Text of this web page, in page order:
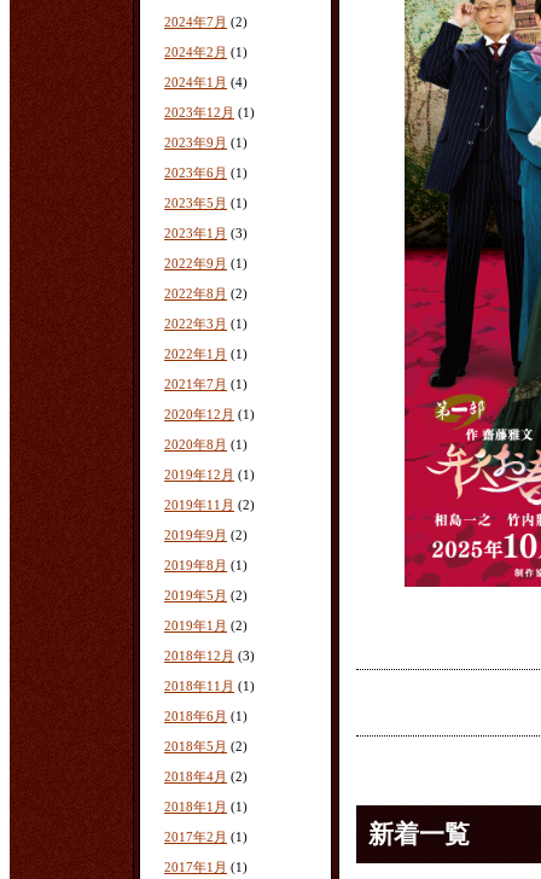
2024年7月 (2)
2024年2月 (1)
2024年1月 (4)
2023年12月 (1)
2023年9月 (1)
2023年6月 (1)
2023年5月 (1)
2023年1月 (3)
2022年9月 (1)
2022年8月 (2)
2022年3月 (1)
2022年1月 (1)
2021年7月 (1)
2020年12月 (1)
2020年8月 (1)
2019年12月 (1)
2019年11月 (2)
2019年9月 (2)
2019年8月 (1)
2019年5月 (2)
2019年1月 (2)
2018年12月 (3)
2018年11月 (1)
2018年6月 (1)
2018年5月 (2)
2018年4月 (2)
2018年1月 (1)
2017年2月 (1)
2017年1月 (1)
新着一覧